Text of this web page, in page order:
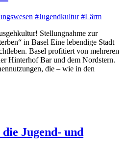
#Jugendkultur #Lärm
Stellungnahme zur
in Basel Eine lebendige Stadt
Basel profitiert von mehreren
Hinterhof Bar und dem Nordstern.
die – wie in den
Jugend- und